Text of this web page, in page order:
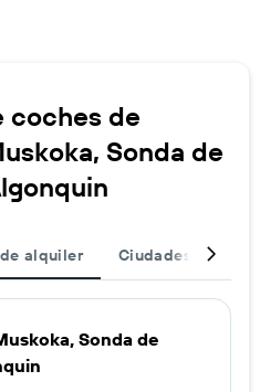
coches de
Sonda de
alquiler Ciudades
Sonda de